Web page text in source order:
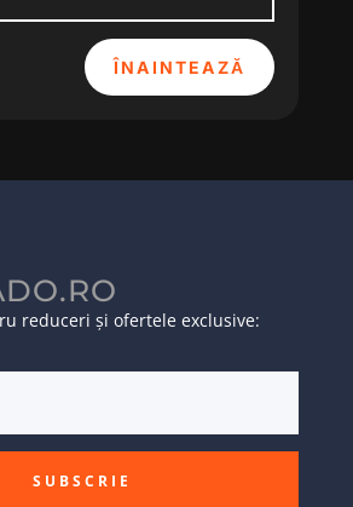
ÎNAINTEAZĂ
reduceri și ofertele exclusive:
SUBSCRIE